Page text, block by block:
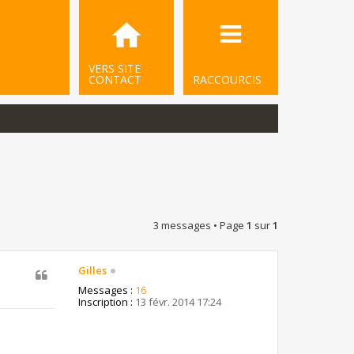
RACCOURCIS
VERS SITE
CONTACT
3 messages • Page 1 sur1
Gilles
Messages : 16
Inscription : 13 févr. 2014 17:24